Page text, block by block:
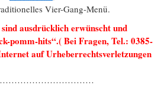
Vier-Gang-Menü.
ausdrücklich erwünscht und
pomm-hits“.( Bei Fragen, Tel.: 0385-
auf Urheberrechtsverletzungen